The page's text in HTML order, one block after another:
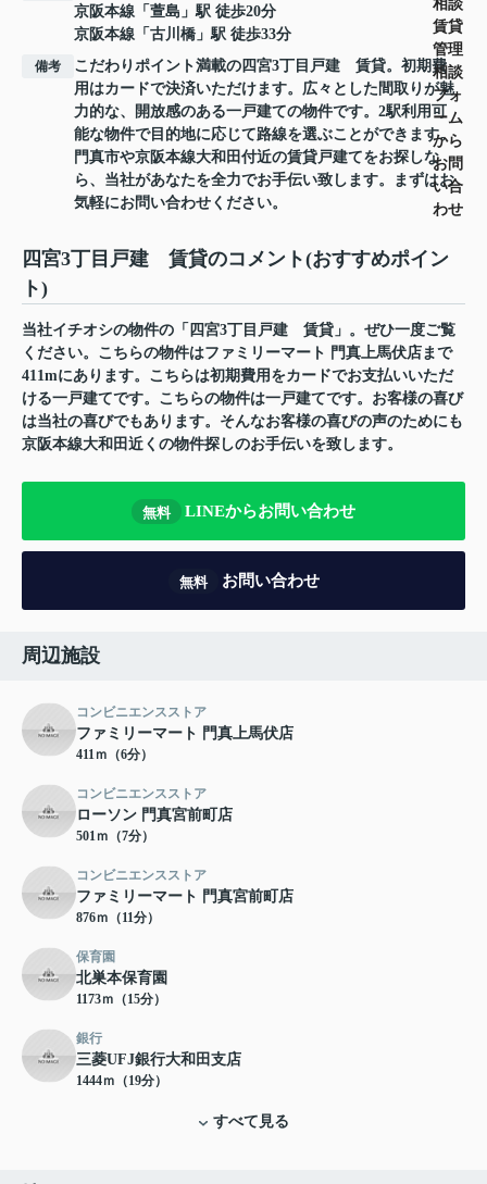
賃貸
管理
相談
フォ
ーム
から
お問
い合
わせ
京阪本線 「 萱島 」駅 徒歩20分
京阪本線 「 古川橋 」駅 徒歩33分
備考
こだわりポイント満載の四宮3丁目戸建 賃貸。初期費
用はカードで決済いただけます。広々とした間取りが魅
力的な、開放感のある一戸建ての物件です。2駅利用可
能な物件で目的地に応じて路線を選ぶことができます。
門真市や京阪本線大和田付近の賃貸戸建てをお探しな
ら、当社があなたを全力でお手伝い致します。まずはお
気軽にお問い合わせください。
四宮3丁目戸建 賃貸のコメント(おすすめポイン
ト)
当社イチオシの物件の「四宮3丁目戸建 賃貸」。ぜひ一度ご覧
ください。こちらの物件はファミリーマート 門真上馬伏店まで
411mにあります。こちらは初期費用をカードでお支払いいただ
ける一戸建てです。こちらの物件は一戸建てです。お客様の喜び
は当社の喜びでもあります。そんなお客様の喜びの声のためにも
京阪本線大和田近くの物件探しのお手伝いを致します。
無料 LINEからお問い合わせ
無料 お問い合わせ
周辺施設
コンビニエンスストア
ファミリーマート 門真上馬伏店
411ｍ（6分）
コンビニエンスストア
ローソン 門真宮前町店
501ｍ（7分）
コンビニエンスストア
ファミリーマート 門真宮前町店
876ｍ（11分）
保育園
北巣本保育園
1173ｍ（15分）
銀行
三菱UFJ銀行大和田支店
1444ｍ（19分）
すべて見る